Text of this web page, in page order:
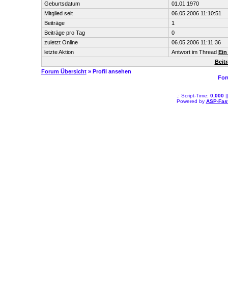
Geburtsdatum
01.01.1970
Mitglied seit
06.05.2006 11:10:51
Beiträge
1
Beiträge pro Tag
0
zuletzt Online
06.05.2006 11:11:36
letzte Aktion
Antwort im Thread Ein
Forum Übersicht» Profil ansehen
.: Script-Time: 0,000||
Powered by ASP-